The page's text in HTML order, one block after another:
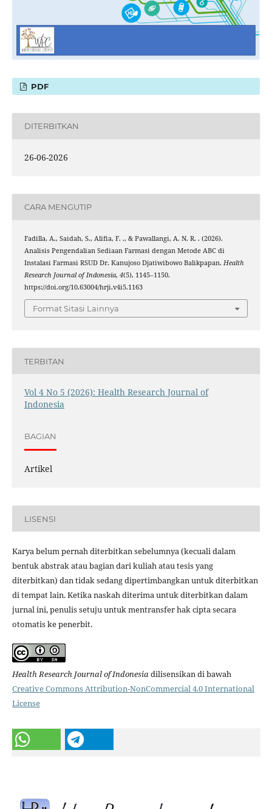
PDF
DITERBITKAN
26-06-2026
CARA MENGUTIP
Fadilla, A., Saidah, S., Alifia, F. ., & Pawallangi, A. N. R. . (2026).
Analisis Pengendalian Sediaan Farmasi dengan Metode ABC di
Instalasi Farmasi RSUD Dr. Kanujoso Djatiwibowo Balikpapan. Health
Research Journal of Indonesia, 4(5), 1145–1150.
https://doi.org/10.63004/hrji.v4i5.1163
Format Sitasi Lainnya
TERBITAN
Vol 4 No 5 (2026): Health Research Journal of
Indonesia
BAGIAN
Artikel
LISENSI
Karya belum pernah diterbitkan sebelumnya (kecuali dalam
bentuk abstrak atau bagian dari kuliah atau tesis yang
diterbitkan) dan tidak sedang dipertimbangkan untuk diterbitkan
di tempat lain. Ketika naskah diterima untuk diterbitkan dalam
jurnal ini, penulis setuju untuk mentransfer hak cipta secara
otomatis ke penerbit.
Health Research Journal of Indonesiadilisensikan di bawah
Creative Commons Attribution-NonCommercial 4.0 International
License